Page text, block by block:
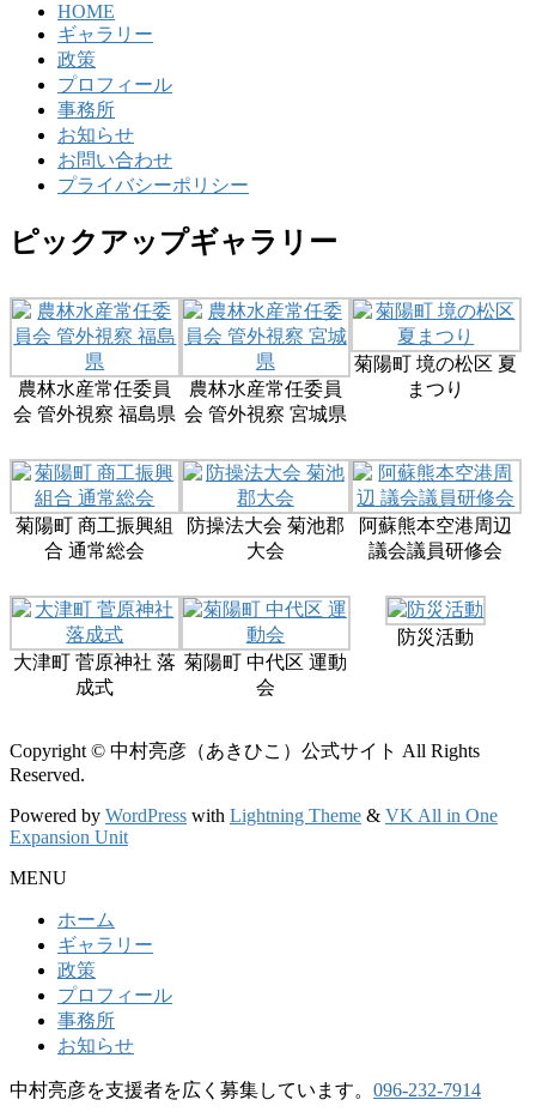
HOME
ギャラリー
政策
プロフィール
事務所
お知らせ
お問い合わせ
プライバシーポリシー
ピックアップギャラリー
農林水産常任委員
会 管外視察 福島県
農林水産常任委員
会 管外視察 宮城県
菊陽町 境の松区 夏
まつり
菊陽町 商工振興組
合 通常総会
防操法大会 菊池郡
大会
阿蘇熊本空港周辺
議会議員研修会
大津町 菅原神社 落
成式
菊陽町 中代区 運動
会
防災活動
Copyright © 中村亮彦（あきひこ）公式サイト All Rights
Reserved.
Powered by WordPress with Lightning Theme & VK All in One
Expansion Unit
MENU
ホーム
ギャラリー
政策
プロフィール
事務所
お知らせ
中村亮彦を支援者を広く募集しています。 096-232-7914